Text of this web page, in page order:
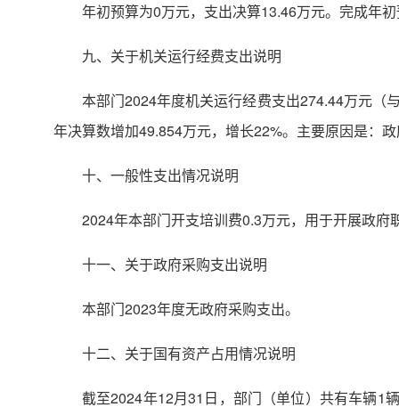
年初预算为0万元，支出决算13.46万元。完成年
九、关于机关运行经费支出说明
本部门2024年度机关运行经费支出274.44万元（
年决算数增加49.854万元，增长22%。主要原因是：
十、一般性支出情况说明
2024年本部门开支培训费0.3万元，用于开展政
十一、关于政府采购支出说明
本部门2023年度无政府采购支出。
十二、关于国有资产占用情况说明
截至2024年12月31日，部门（单位）共有车辆1